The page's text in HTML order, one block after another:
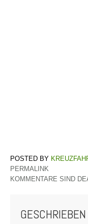
PERMALINK
KOMMENTARE SIND
GESCHRIEBEN